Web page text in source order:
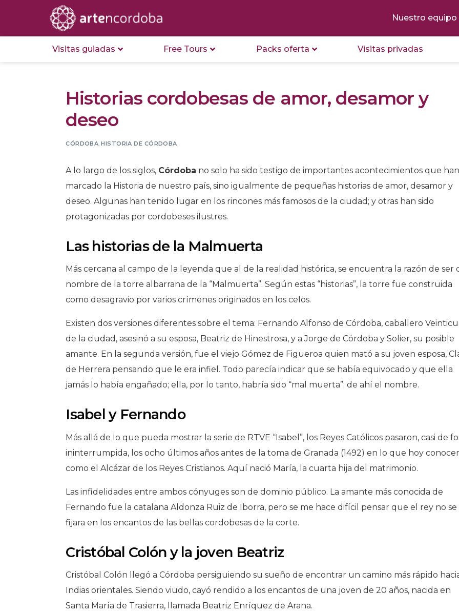
Nuestro equipo
Visitas guiadas Free Tours Packs oferta Visitas privadas
Historias cordobesas de amor, desamor y
deseo
CÓRDOBA ,HISTORIA DE CÓRDOBA
A lo largo de los siglos, Córdoba no solo ha sido testigo de importantes acontecimientos que
marcado la Historia de nuestro país, sino igualmente de pequeñas historias de amor, desamor y
deseo. Algunas han tenido lugar en los rincones más famosos de la ciudad; y otras han sido
protagonizadas por cordobeses ilustres.
Las historias de la Malmuerta
Más cercana al campo de la leyenda que al de la realidad histórica, se encuentra la razón de ser
nombre de la torre albarrana de la “Malmuerta”. Según estas “historias”, la torre fue construida
como desagravio por varios crímenes originados en los celos.
Existen dos versiones diferentes sobre el tema: Fernando Alfonso de Córdoba, caballero
de la ciudad, asesinó a su esposa, Beatriz de Hinestrosa, y a Jorge de Córdoba y Solier, su posible
amante. En la segunda versión, fue el viejo Gómez de Figueroa quien mató a su joven esposa,
de Herrera pensando que le era infiel. Todo parecía indicar que se había equivocado y que ella
jamás lo había engañado; ella, por lo tanto, habría sido “mal muerta”; de ahí el nombre.
Isabel y Fernando
Más allá de lo que pueda mostrar la serie de RTVE “Isabel”, los Reyes Católicos pasaron, casi de
ininterrumpida, los ocho últimos años antes de la toma de Granada (1492) en lo que hoy
como el Alcázar de los Reyes Cristianos. Aquí nació María, la cuarta hija del matrimonio.
Las infidelidades entre ambos cónyuges son de dominio público. La amante más conocida de
Fernando fue la catalana Aldonza Ruiz de Iborra, pero se me hace difícil pensar que el rey no se
fijara en los encantos de las bellas cordobesas de la corte.
Cristóbal Colón y la joven Beatriz
Cristóbal Colón llegó a Córdoba persiguiendo su sueño de encontrar un camino más rápido
Indias orientales. Siendo viudo, cayó rendido a los encantos de una joven de 20 años, nacida en
Santa María de Trasierra, llamada Beatriz Enríquez de Arana.